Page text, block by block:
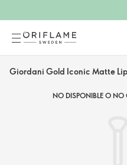
Giordani Gold Iconic Matte
NO DISPONIBLE O